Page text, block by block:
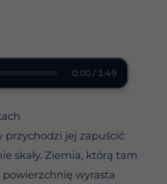
0:00 / 1:49
przychodzi jej zapuścić
skały. Ziemia, którą tam
wyrasta